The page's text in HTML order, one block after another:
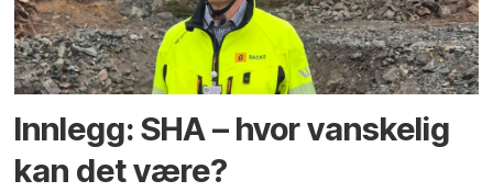
Innlegg: SHA – hvor vanskelig
kan det være?